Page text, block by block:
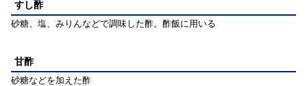
すし酢
砂糖、塩、みりんなどで調味した酢。酢飯に用いる
甘酢
砂糖などを加えた酢